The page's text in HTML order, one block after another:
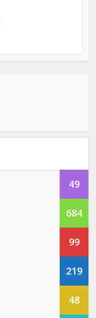
49
684
99
219
48